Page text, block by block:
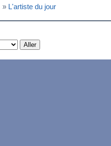
» L'artiste du jour